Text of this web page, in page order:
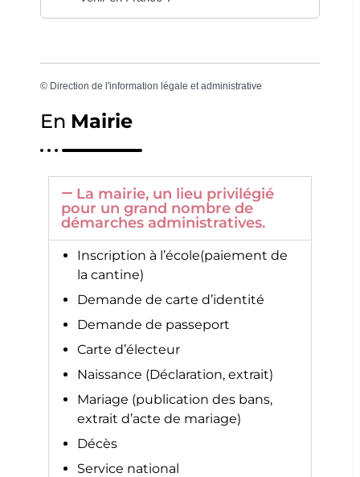
© Direction de l'information légale et administrative
En Mairie
La mairie, un lieu privilégié
pour un grand nombre de
démarches administratives.
Inscription à l’école(paiement de
la cantine)
Demande de carte d’identité
Demande de passeport
Carte d’électeur
Naissance (Déclaration, extrait)
Mariage (publication des bans,
extrait d’acte de mariage)
Décès
Service national